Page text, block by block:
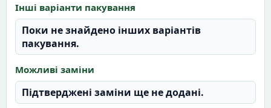
Інші варіанти пакування
Поки не знайдено інших варіантів
пакування.
Можливі заміни
Підтверджені заміни ще не додані.